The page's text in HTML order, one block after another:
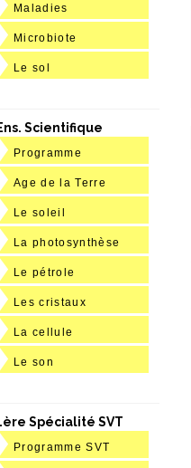
Maladies
Microbiote
Le sol
Scientifique
Programme
Age de la Terre
Le soleil
La photosynthèse
Le pétrole
Les cristaux
La cellule
Le son
Spécialité SVT
Programme SVT